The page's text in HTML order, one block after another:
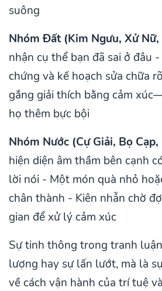
suông
Nhóm Đất (Kim Ngưu, Xử
nhận cụ thể bạn đã sai ở đâu
chứng và kế hoạch sửa chữa
gắng giải thích bằng cảm
họ thêm bực bội
Nhóm Nước (Cự Giải, Bọ
hiện diện âm thầm bên cạnh
lời nói - Một món quà nhỏ
chân thành - Kiên nhẫn chờ
gian để xử lý cảm xúc
Sự tinh thông trong tranh
lượng hay sự lấn lướt, mà là
về cách vận hành của trí tuệ